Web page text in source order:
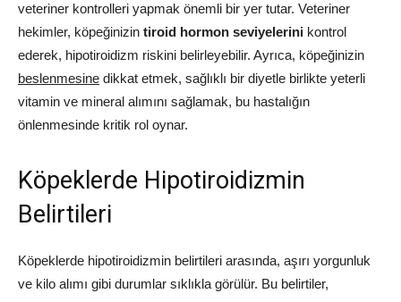
veteriner kontrolleri yapmak önemli bir yer tutar. Veteriner
hekimler, köpeğinizin tiroid hormon seviyelerini kontrol
ederek, hipotiroidizm riskini belirleyebilir. Ayrıca, köpeğinizin
beslenmesine dikkat etmek, sağlıklı bir diyetle birlikte yeterli
vitamin ve mineral alımını sağlamak, bu hastalığın
önlenmesinde kritik rol oynar.
Köpeklerde Hipotiroidizmin
Belirtileri
Köpeklerde hipotiroidizmin belirtileri arasında, aşırı yorgunluk
ve kilo alımı gibi durumlar sıklıkla görülür. Bu belirtiler,